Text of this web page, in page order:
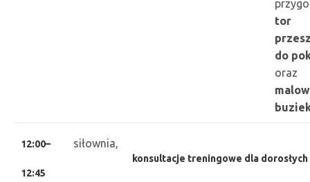
tor
do
oraz
12:00–
12:45
siłownia,
konsultacje treningowe dla dorosłych